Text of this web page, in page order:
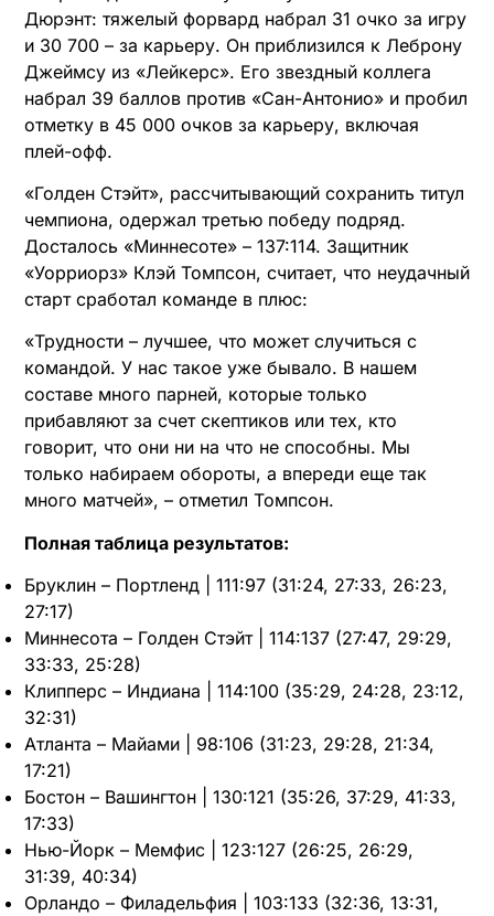
Дюрэнт: тяжелый форвард набрал 31 очко за игру
и 30 700 – за карьеру. Он приблизился к Леброну
Джеймсу из «Лейкерс». Его звездный коллега
набрал 39 баллов против «Сан-Антонио» и пробил
отметку в 45 000 очков за карьеру, включая
плей-офф.
«Голден Стэйт», рассчитывающий сохранить титул
чемпиона, одержал третью победу подряд.
Досталось «Миннесоте» – 137:114. Защитник
«Уорриорз» Клэй Томпсон, считает, что неудачный
старт сработал команде в плюс:
«Трудности – лучшее, что может случиться с
командой. У нас такое уже бывало. В нашем
составе много парней, которые только
прибавляют за счет скептиков или тех, кто
говорит, что они ни на что не способны. Мы
только набираем обороты, а впереди еще так
много матчей», – отметил Томпсон.
Полная таблица результатов:
Бруклин – Портленд | 111:97 (31:24, 27:33, 26:23,
27:17)
Миннесота – Голден Стэйт | 114:137 (27:47, 29:29,
33:33, 25:28)
Клипперс – Индиана | 114:100 (35:29, 24:28, 23:12,
32:31)
Атланта – Майами | 98:106 (31:23, 29:28, 21:34,
17:21)
Бостон – Вашингтон | 130:121 (35:26, 37:29, 41:33,
17:33)
Нью-Йорк – Мемфис | 123:127 (26:25, 26:29,
31:39, 40:34)
Орландо – Филадельфия | 103:133 (32:36, 13:31,